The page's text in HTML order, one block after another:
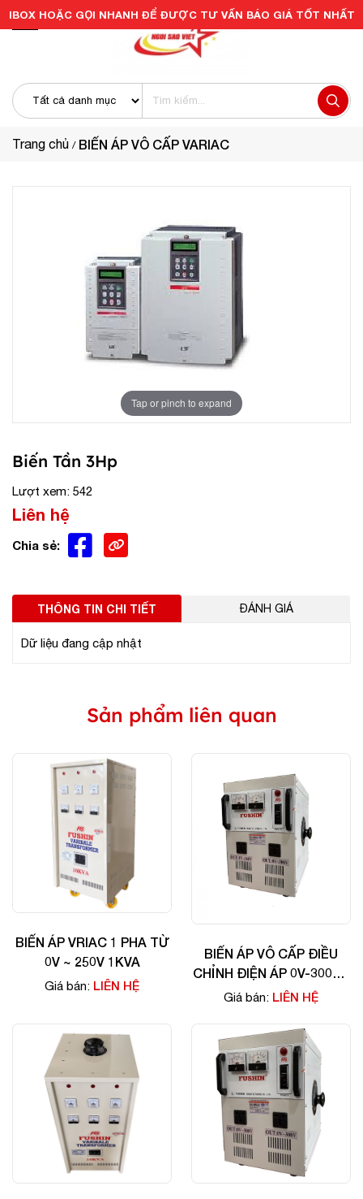
Trang chủ BIẾN ÁP VÔ CẤP VARIAC
Tap or pinch to expand
Biến Tần 3Hp
Lượt xem: 542
Liên hệ
Chia sẻ:
THÔNG TIN CHI TIẾT ĐÁNH GIÁ
Dữ liệu đang cập nhật
Sản phẩm liên quan
BIẾN ÁP VRIAC 1 PHA TỪ
0V ~ 250V 1KVA
Giá bán: LIÊN HỆ
BIẾN ÁP VÔ CẤP ĐIỀU
CHỈNH ĐIỆN ÁP 0V-300V -
2KVA
Giá bán: LIÊN HỆ
IBOX HOẶC GỌI NHANH ĐỂ ĐƯỢC TƯ VẤN BÁO GIÁ TỐT NHẤT